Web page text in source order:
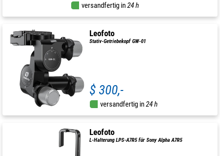
versandfertig in24 h
Leofoto
Stativ-Getriebekopf GW-01
$ 300,-
versandfertig in24 h
Leofoto
L-Halterung LPS-A7R5 für Sony Alpha A7R5